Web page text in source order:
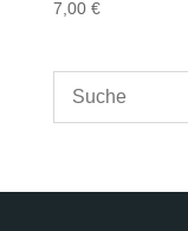
7,00 €